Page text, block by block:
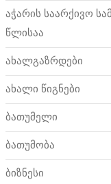
აჭარის საარქივო
წლისაა
ახალგაზრდები
ახალი წიგნები
ბათუმელი
ბათუმობა
ბიზნესი